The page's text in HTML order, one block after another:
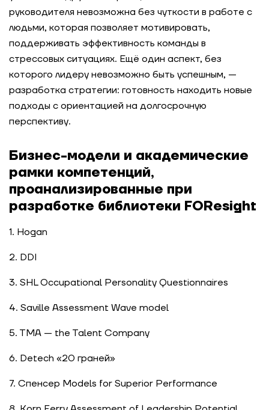
руководителя невозможна без чуткости в работе с
людьми, которая позволяет мотивировать,
поддерживать эффективность команды в
стрессовых ситуациях. Ещё один аспект, без
которого лидеру невозможно быть успешным, —
разработка стратегии: готовность находить новые
подходы с ориентацией на долгосрочную
перспективу.
Бизнес-модели и академические
рамки компетенций,
проанализированные при
разработке библиотеки FOResight
1. Hogan
2. DDI
3. SHL Occupational Personality Questionnaires
4. Saville Assessment Wave model
5. TMA — the Talent Company
6. Detech «20 граней»
7. Спенсер Models for Superior Performance